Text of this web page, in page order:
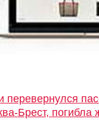
перевернулся
Брест,